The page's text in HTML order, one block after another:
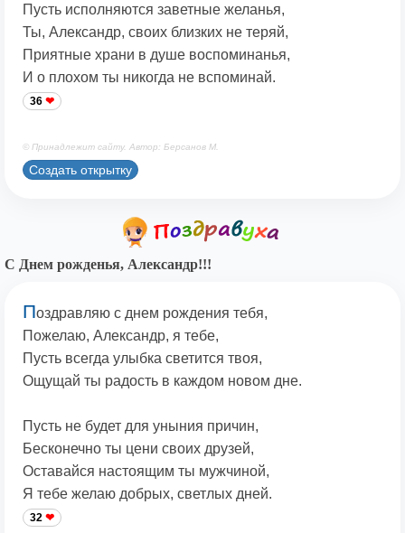
Пусть исполняются заветные желанья,
Ты, Александр, своих близких не теряй,
Приятные храни в душе воспоминанья,
И о плохом ты никогда не вспоминай.
36
© Принадлежит сайту. Автор: Берсанов М.
Создать открытку
С Днем рожденья, Александр!!!
Поздравляю с днем рождения тебя,
Пожелаю, Александр, я тебе,
Пусть всегда улыбка светится твоя,
Ощущай ты радость в каждом новом дне.
Пусть не будет для уныния причин,
Бесконечно ты цени своих друзей,
Оставайся настоящим ты мужчиной,
Я тебе желаю добрых, светлых дней.
32